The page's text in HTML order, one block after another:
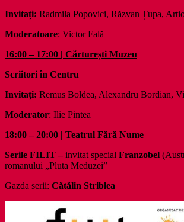
Invitați: Radmila Popovici, Răzvan Țupa,
Moderatoare: Victor Fală
16:00 – 17:00 | Cărturești Muzeu
Scriitori în Centru
Invitați: Remus Boldea, Alexandru Bordian,
Moderator: Ilie Pintea
18:00 – 20:00 | Teatrul Fără Nume
Serile FILIT – invitat special Franzobel
romanului „Pluta Meduzei”
Gazda serii: Cătălin Striblea